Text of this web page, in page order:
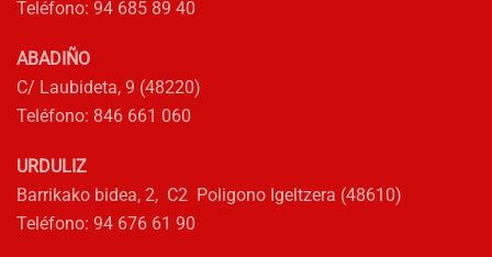
Teléfono: 94 685 89 40
ABADIÑO
C/ Laubideta, 9 (48220)
Teléfono: 846 661 060
URDULIZ
Barrikako bidea, 2, C2 Poligono Igeltzera (48610)
Teléfono: 94 676 61 90